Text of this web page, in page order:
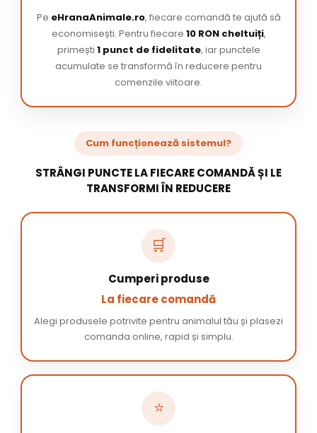
Pe eHranaAnimale.ro, fiecare comandă te ajută să
economisești. Pentru fiecare 10 RON cheltuiți,
primești 1 punct de fidelitate, iar punctele
acumulate se transformă în reducere pentru
comenzile viitoare.
Cum funcționează sistemul?
STRÂNGI PUNCTE LA FIECARE COMANDĂ ȘI LE
TRANSFORMI ÎN REDUCERE
🛒
Cumperi produse
La fiecare comandă
Alegi produsele potrivite pentru animalul tău și plasezi
comanda online, rapid și simplu.
⭐